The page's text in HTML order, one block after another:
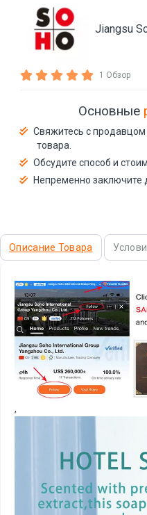
Jiangsu
1 Обзор
Основные
Свяжитесь с продавцом
товара.
Обсудите способ и
Непременно заключите
Описание Товара
,